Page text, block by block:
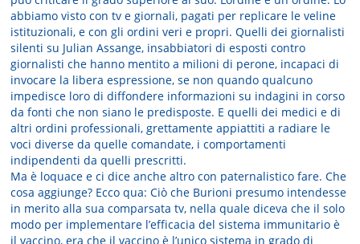
abbiamo visto con tv e giornali, pagati per replicare le veline
istituzionali, e con gli ordini veri e propri. Quelli dei giornalisti
silenti su Julian Assange, insabbiatori di esposti contro
giornalisti che hanno mentito a milioni di perone, incapaci di
invocare la libera espressione, se non quando qualcuno
impedisce loro di diffondere informazioni su indagini in corso
da fonti che non siano le predisposte. E quelli dei medici e di
altri ordini professionali, grettamente appiattiti a radiare le
voci diverse da quelle comandate, i comportamenti
indipendenti da quelli prescritti.
Ma è loquace e ci dice anche altro con paternalistico fare. Che
cosa aggiunge? Ecco qua: Ciò che Burioni presumo intendesse
in merito alla sua comparsata tv, nella quale diceva che il solo
modo per implementare l’efficacia del sistema immunitario è
il vaccino, era che il vaccino è l’unico sistema in grado di